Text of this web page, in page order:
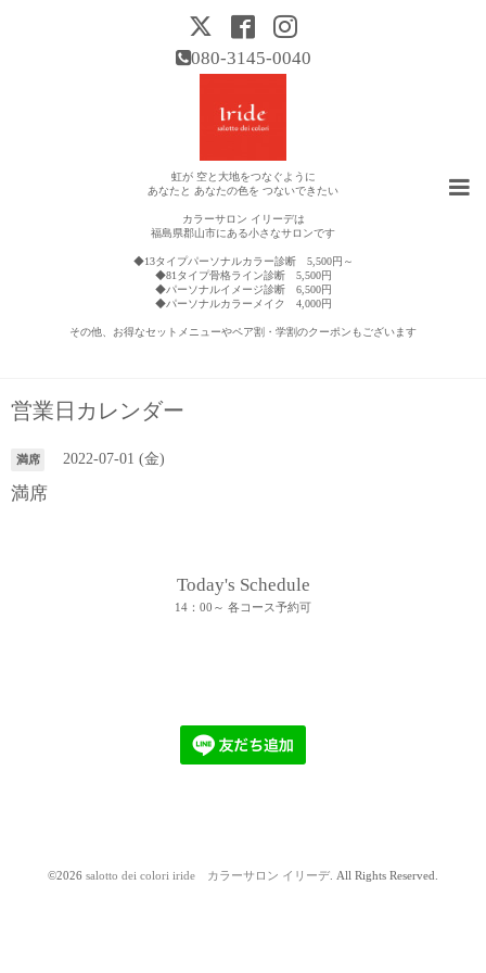
080-3145-0040
虹が 空と大地をつなぐように
あなたと あなたの色を つないできたい
カラーサロン イリーデは
福島県郡山市にある小さなサロンです
◆13タイプパーソナルカラー診断 5,500円～
◆81タイプ骨格ライン診断 5,500円
◆パーソナルイメージ診断 6,500円
◆パーソナルカラーメイク 4,000円
その他、お得なセットメニューやペア割・学割のクーポンもございます
営業日カレンダー
満席 2022-07-01 (金)
満席
Today's Schedule
14：00～ 各コース予約可
©2026 salotto dei colori iride カラーサロン イリーデ. All Rights Reserved.